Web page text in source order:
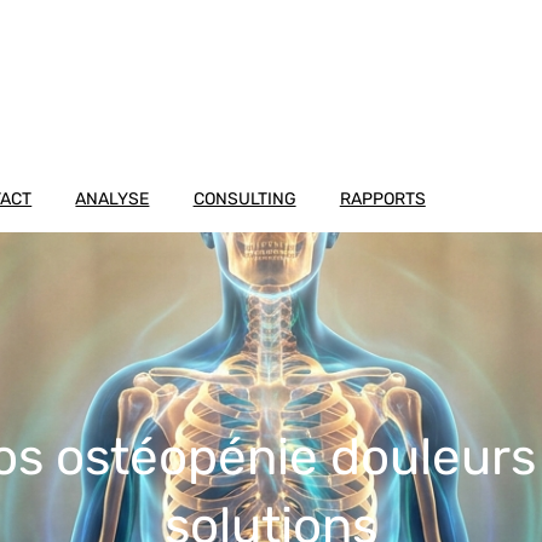
ANALYSE CONSULTING RAPPORTS
ostéopénie
solutions